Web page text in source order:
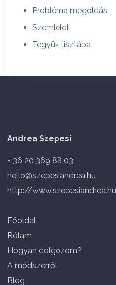
Probléma megoldás
Szemlélet
Tegyük tisztába
Andrea Szepesi
+ 36 20 369 88 03
hello@szepesiandrea.hu
http://www.szepesiandrea.hu
Főoldal
Rólam
Hogyan dolgozom?
A módszerről
Blog